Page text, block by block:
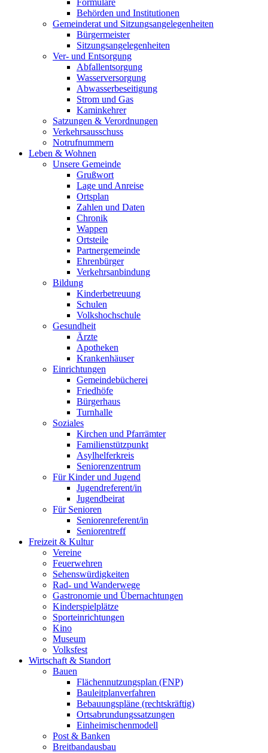
Formulare
Behörden und Institutionen
Gemeinderat und Sitzungsangelegenheiten
Bürgermeister
Sitzungsangelegenheiten
Ver- und Entsorgung
Abfallentsorgung
Wasserversorgung
Abwasserbeseitigung
Strom und Gas
Kaminkehrer
Satzungen & Verordnungen
Verkehrsausschuss
Notrufnummern
Leben & Wohnen
Unsere Gemeinde
Grußwort
Lage und Anreise
Ortsplan
Zahlen und Daten
Chronik
Wappen
Ortsteile
Partnergemeinde
Ehrenbürger
Verkehrsanbindung
Bildung
Kinderbetreuung
Schulen
Volkshochschule
Gesundheit
Ärzte
Apotheken
Krankenhäuser
Einrichtungen
Gemeindebücherei
Friedhöfe
Bürgerhaus
Turnhalle
Soziales
Kirchen und Pfarrämter
Familienstützpunkt
Asylhelferkreis
Seniorenzentrum
Für Kinder und Jugend
Jugendreferent/in
Jugendbeirat
Für Senioren
Seniorenreferent/in
Seniorentreff
Freizeit & Kultur
Vereine
Feuerwehren
Sehenswürdigkeiten
Rad- und Wanderwege
Gastronomie und Übernachtungen
Kinderspielplätze
Sporteinrichtungen
Kino
Museum
Volksfest
Wirtschaft & Standort
Bauen
Flächennutzungsplan (FNP)
Bauleitplanverfahren
Bebauungspläne (rechtskräftig)
Ortsabrundungssatzungen
Einheimischenmodell
Post & Banken
Breitbandausbau